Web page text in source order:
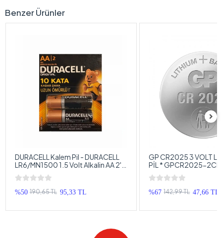
Benzer Ürünler
DURACELL Kalem Pil - DURACELL
LR6/MN1500 1.5 Volt Alkalin AA 2'LI
Kalem Pil
%50 190,65 TL 95,33 TL
GP CR2025 3 VOLT
PİL * GPCR2025-
Pil
%67 142,99 TL 47,66 TL